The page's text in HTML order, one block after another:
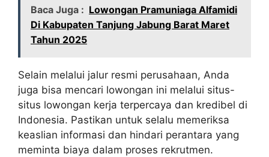
Baca Juga : Lowongan Pramuniaga Alfamidi
Di Kabupaten Tanjung Jabung Barat Maret
Tahun 2025
Selain melalui jalur resmi perusahaan, Anda
juga bisa mencari lowongan ini melalui situs-
situs lowongan kerja terpercaya dan kredibel di
Indonesia. Pastikan untuk selalu memeriksa
keaslian informasi dan hindari perantara yang
meminta biaya dalam proses rekrutmen.